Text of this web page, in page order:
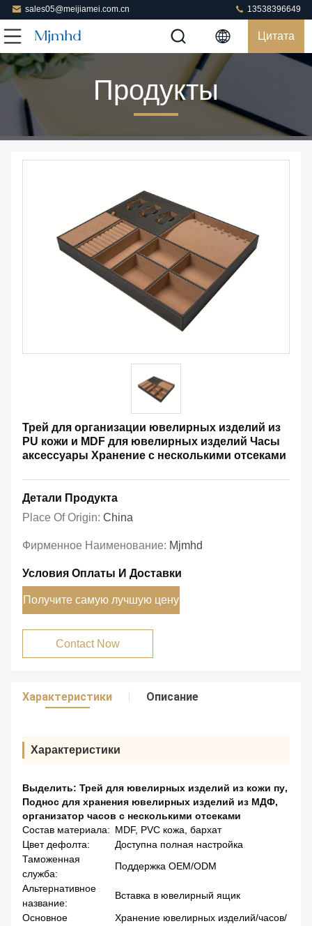
sales05@meijiamei.com.cn 13538396649
Цитата
Продукты
Трей для организации ювелирных изделий из
PU кожи и MDF для ювелирных изделий Часы
аксессуары Хранение с несколькими отсеками
Детали Продукта
Place Of Origin: China
Фирменное Наименование: Mjmhd
Условия Оплаты И Доставки
Получите самую лучшую цену
Contact Now
Характеристики Описание
Характеристики
Выделить: Трей для ювелирных изделий из кожи пу,
Поднос для хранения ювелирных изделий из МДФ,
организатор часов с несколькими отсеками
Состав материала: MDF, PVC кожа, бархат
Цвет дефолта:
Доступна полная настройка
Таможенная
служба:
Поддержка OEM/ODM
Альтернативное
название:
Вставка в ювелирный ящик
Основное
Хранение ювелирных изделий/часов/